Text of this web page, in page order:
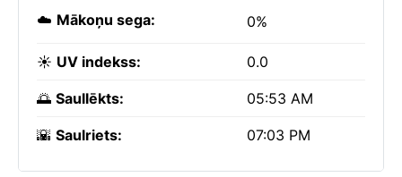
☁️ Mākoņu sega: 0%
☀️ UV indekss: 0.0
🌅 Saullēkts: 05:53 AM
🌇 Saulriets: 07:03 PM